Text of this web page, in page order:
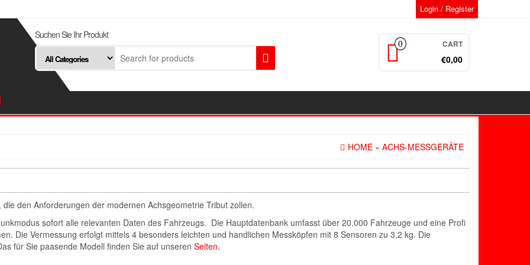
Login / Register
Suchen Sie Ihr Produkt
0 CART
€0,00
HOME » ACHS-MESSGERÄTE
den Anforderungen der modernen Achsgeometrie Tribut zollen.
sofort alle relevanten Daten des Fahrzeugs. Die Hauptdatenbank umfasst über 20.000 Fahrzeuge und eine Profi
Die Vermessung erfolgt mittels 4 besonders leichten und handlichen Messköpfen mit 8 Sensoren zu 3,2 kg. Die
für Sie paasende Modell finden Sie auf unseren Seiten.